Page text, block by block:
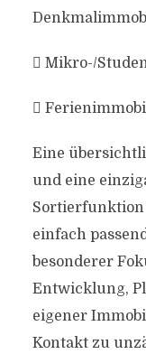
 Mikro-/

Eine
und eine
Sortierfunktion
einfach
besonderer
Entwicklung,
eigener
Kontakt zu